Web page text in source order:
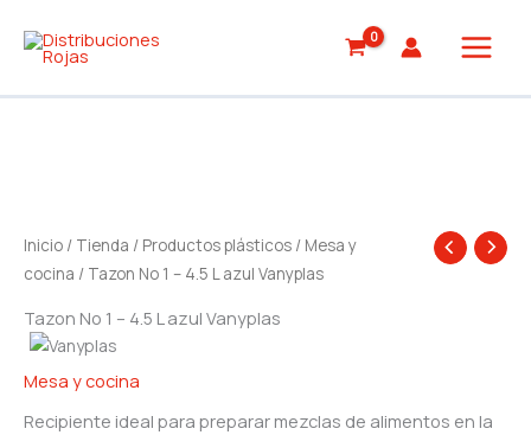
contenido
Inicio / Tienda / Productos plásticos / Mesa y
cocina / Tazon No 1 – 4.5 L azul Vanyplas
Tazon No 1 – 4.5 L azul Vanyplas
Mesa y cocina
Recipiente ideal para preparar mezclas de alimentos en la